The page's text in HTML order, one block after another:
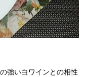
強い白ワインとの相性